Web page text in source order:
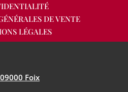
DE VENTE
LÉGALES
Foix